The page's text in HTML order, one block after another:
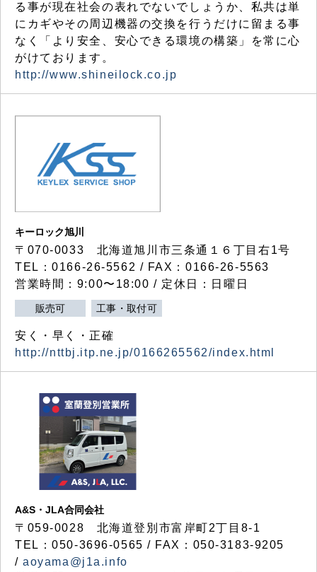
る事が現在社会の表れでないでしょうか、私共は単
にカギやその周辺機器の交換を行うだけに留まる事
なく「より安全、安心できる環境の構築」を常に心
がけております。
http://www.shineilock.co.jp
キーロック旭川
〒070-0033 北海道旭川市三条通１６丁目右1号
TEL：0166-26-5562 / FAX：0166-26-5563
営業時間：9:00〜18:00 / 定休日：日曜日
販売可 工事・取付可
安く・早く・正確
http://nttbj.itp.ne.jp/0166265562/index.html
A&S・JLA合同会社
〒 059-0028 北海道登別市富岸町2丁目 8-1
TEL：050-3696-0565 / FAX：050-3183-9205
/aoyama@j1a.info